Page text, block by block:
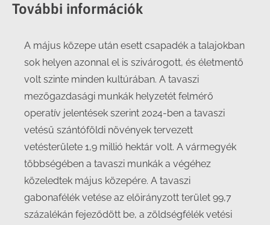
További információk
A május közepe után esett csapadék a talajokban
sok helyen azonnal el is szivárogott, és életmentő
volt szinte minden kultúrában. A tavaszi
mezőgazdasági munkák helyzetét felmérő
operatív jelentések szerint 2024-ben a tavaszi
vetésű szántóföldi növények tervezett
vetésterülete 1,9 millió hektár volt. A vármegyék
többségében a tavaszi munkák a végéhez
közeledtek május közepére. A tavaszi
gabonafélék vetése az előirányzott terület 99,7
százalékán fejeződött be, a zöldségfélék vetési